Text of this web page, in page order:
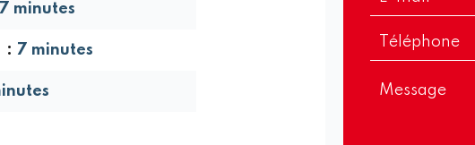
7 minutes
7 minutes